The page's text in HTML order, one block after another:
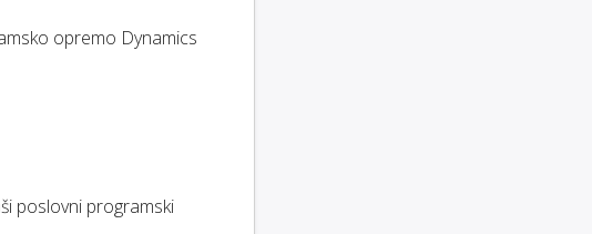
opremo Dynamics
poslovni programski